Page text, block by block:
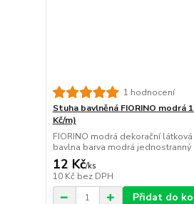
1 hodnocení
Stuha bavlněná FIORINO modrá
Kč/m)
FIORINO modrá dekorační
bavlna barva modrá
12 Kč/ks
10 Kč bez DPH
Přidat do